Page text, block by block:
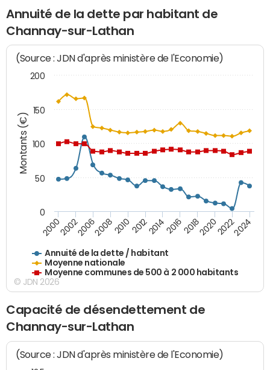
Annuité de la dette par habitant de
Channay-sur-Lathan
Montants (€)
(Source : JDN d'après ministère de l'Economie)
Annuité de la dette / habitant
Moyenne nationale
Moyenne communes de 500 à 2 000 habitants
200020022006200820102012201420162018202020222024
0
50
100
150
200
© JDN 2026
Capacité de désendettement de
Channay-sur-Lathan
(Source : JDN d'après ministère de l'Economie)